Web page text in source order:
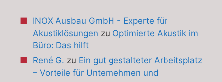
INOX Ausbau GmbH - Experte für
Akustiklösungen zu Optimierte Akustik im
Büro: Das hilft
René G. zu Ein gut gestalteter Arbeitsplatz
– Vorteile für Unternehmen und